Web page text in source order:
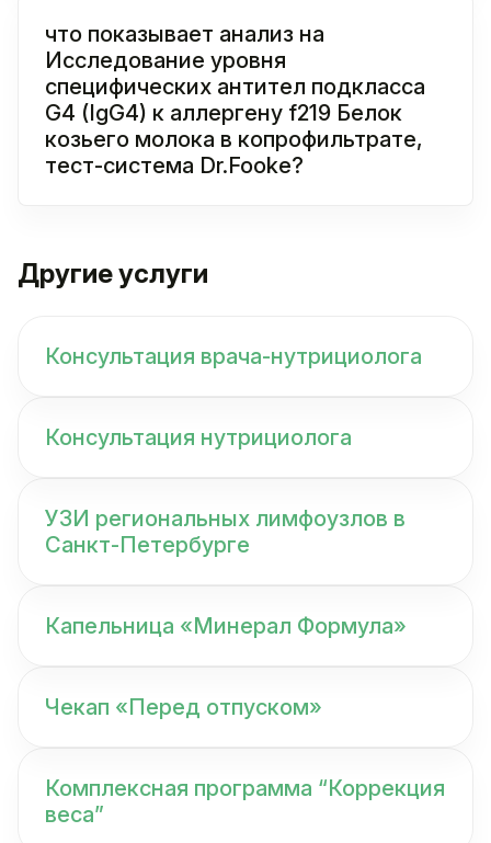
что показывает анализ на
Исследование уровня
специфических антител подкласса
G4 (IgG4) к аллергену f219 Белок
козьего молока в копрофильтрате,
тест-система Dr.Fooke?
Другие услуги
Консультация врача-нутрициолога
Консультация нутрициолога
УЗИ региональных лимфоузлов в
Санкт-Петербурге
Капельница «Минерал Формула»
Чекап «Перед отпуском»
Комплексная программа “Коррекция
веса”